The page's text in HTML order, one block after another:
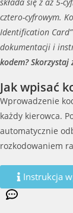
cztero-cyfrowym.
Identification
dokumentacji i
kodem? Skorzystaj
Jak wpisać
Wprowadzenie
każdy kierowca.
automatycznie
rozkodowaniem
Instrukcja